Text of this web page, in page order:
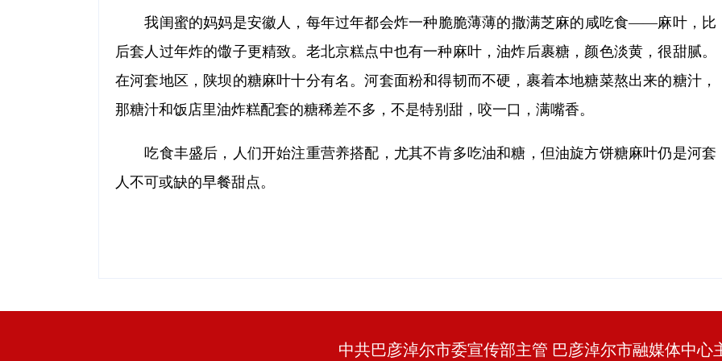
我闺蜜的妈妈是安徽人，每年过年都会炸一种脆脆薄薄的撒满芝麻的咸吃食——麻叶，比
后套人过年炸的馓子更精致。老北京糕点中也有一种麻叶，油炸后裹糖，颜色淡黄，很甜腻。
在河套地区，陕坝的糖麻叶十分有名。河套面粉和得韧而不硬，裹着本地糖菜熬出来的糖汁，
那糖汁和饭店里油炸糕配套的糖稀差不多，不是特别甜，咬一口，满嘴香。
吃食丰盛后，人们开始注重营养搭配，尤其不肯多吃油和糖，但油旋方饼糖麻叶仍是河套
人不可或缺的早餐甜点。
中共巴彦淖尔市委宣传部主管 巴彦淖尔市融媒体中心